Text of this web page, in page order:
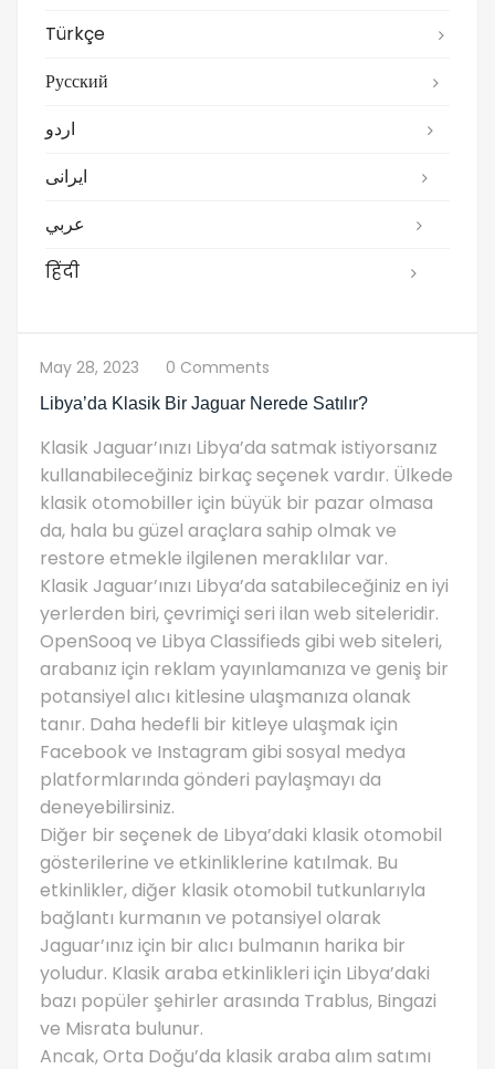
Türkçe
Русский
اردو
ایرانی
عربي
हिंदी
May 28, 2023 0 Comments
Libya’da Klasik Bir Jaguar Nerede Satılır?
Klasik Jaguar’ınızı Libya’da satmak istiyorsanız
kullanabileceğiniz birkaç seçenek vardır. Ülkede
klasik otomobiller için büyük bir pazar olmasa
da, hala bu güzel araçlara sahip olmak ve
restore etmekle ilgilenen meraklılar var.
Klasik Jaguar’ınızı Libya’da satabileceğiniz en iyi
yerlerden biri, çevrimiçi seri ilan web siteleridir.
OpenSooq ve Libya Classifieds gibi web siteleri,
arabanız için reklam yayınlamanıza ve geniş bir
potansiyel alıcı kitlesine ulaşmanıza olanak
tanır. Daha hedefli bir kitleye ulaşmak için
Facebook ve Instagram gibi sosyal medya
platformlarında gönderi paylaşmayı da
deneyebilirsiniz.
Diğer bir seçenek de Libya’daki klasik otomobil
gösterilerine ve etkinliklerine katılmak. Bu
etkinlikler, diğer klasik otomobil tutkunlarıyla
bağlantı kurmanın ve potansiyel olarak
Jaguar’ınız için bir alıcı bulmanın harika bir
yoludur. Klasik araba etkinlikleri için Libya’daki
bazı popüler şehirler arasında Trablus, Bingazi
ve Misrata bulunur.
Ancak, Orta Doğu’da klasik araba alım satımı